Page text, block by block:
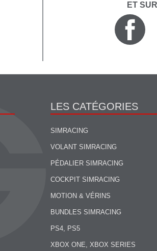
ET
LES CATÉGORIES
SIMRACING
VOLANT SIMRACING
PÉDALIER SIMRACING
COCKPIT SIMRACING
MOTION & VÉRINS
BUNDLES SIMRACING
PS4, PS5
XBOX ONE, XBOX SERIES